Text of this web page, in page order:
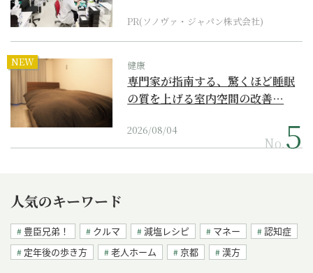
PR(ソノヴァ・ジャパン株式会社)
NEW 健康
専門家が指南する、驚くほど睡眠
の質を上げる室内空間の改善…
2026/08/04
No.
人気のキーワード
豊臣兄弟！ クルマ 減塩レシピ マネー
認知症
定年後の歩き方
老人ホーム 京都 漢方